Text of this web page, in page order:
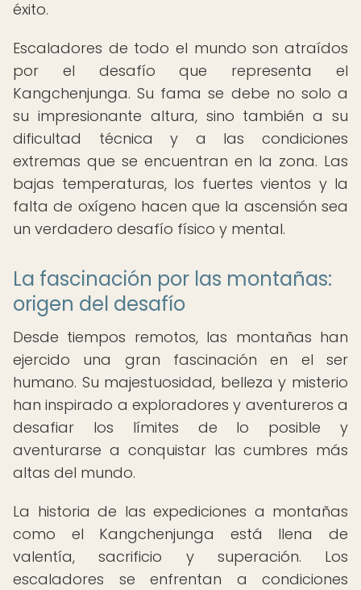
éxito.
Escaladores de todo el mundo son atraídos
por el desafío que representa el
Kangchenjunga. Su fama se debe no solo a
su impresionante altura, sino también a su
dificultad técnica y a las condiciones
extremas que se encuentran en la zona. Las
bajas temperaturas, los fuertes vientos y la
falta de oxígeno hacen que la ascensión sea
un verdadero desafío físico y mental.
La fascinación por las montañas:
origen del desafío
Desde tiempos remotos, las montañas han
ejercido una gran fascinación en el ser
humano. Su majestuosidad, belleza y misterio
han inspirado a exploradores y aventureros a
desafiar los límites de lo posible y
aventurarse a conquistar las cumbres más
altas del mundo.
La historia de las expediciones a montañas
como el Kangchenjunga está llena de
valentía, sacrificio y superación. Los
escaladores se enfrentan a condiciones